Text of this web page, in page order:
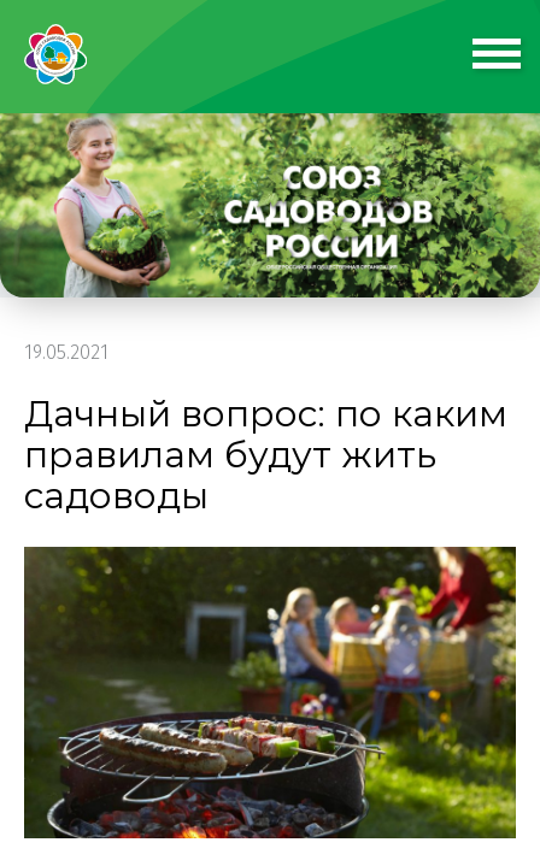
19.05.2021
Дачный вопрос: по каким
правилам будут жить
садоводы